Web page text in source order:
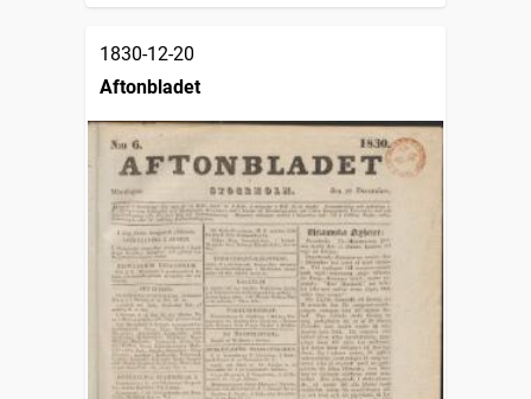
1830-12-20
Aftonbladet